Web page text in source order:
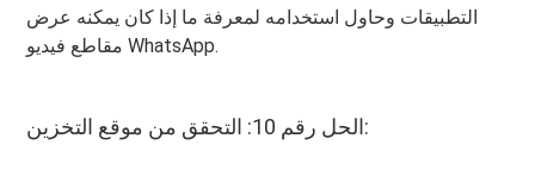
التطبيقات وحاول استخدامه لمعرفة ما إذا كان يمكنه عرض
مقاطع فيديو WhatsApp.
الحل رقم 10: التحقق من موقع التخزين: